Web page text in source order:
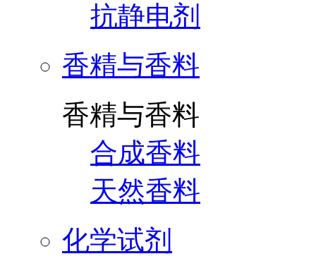
抗静电剂
香精与香料
香精与香料
合成香料
天然香料
化学试剂